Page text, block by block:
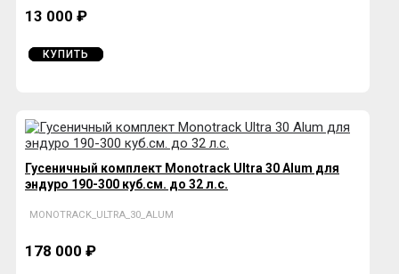
13 000 ₽
КУПИТЬ
Гусеничный комплект Monotrack Ultra 30 Alum для
эндуро 190-300 куб.см. до 32 л.с.
MONOTRACK_ULTRA_30_ALUM
178 000 ₽